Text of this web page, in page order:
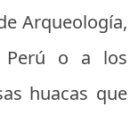
Arqueología,
Perú o a los
huacas que